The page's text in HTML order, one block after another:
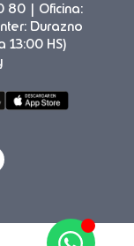
80 | Oficina:
Durazno
13:00 HS)